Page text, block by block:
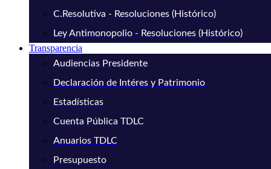
C.Resolutiva - Resoluciones (Histórico)
Ley Antimonopolio - Resoluciones (Histórico)
Transparencia
Audiencias Presidente
Declaración de Intéres y Patrimonio
Estadísticas
Cuenta Pública TDLC
Anuarios TDLC
Presupuesto